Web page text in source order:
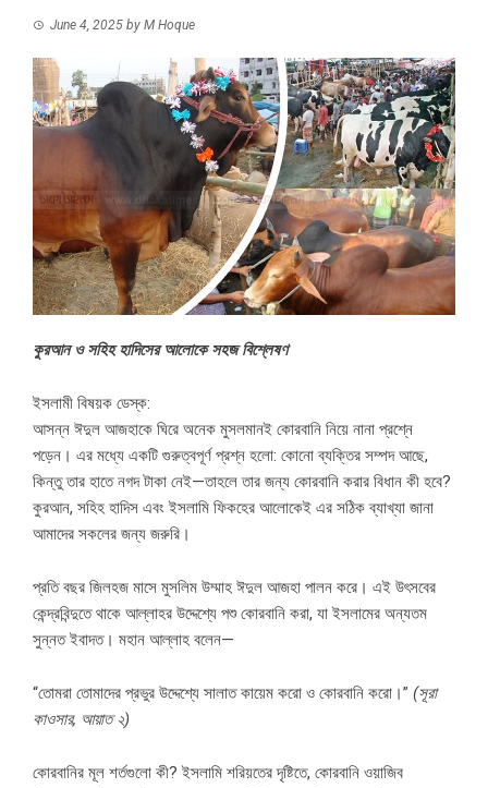
June 4, 2025 by M Hoque
কুরআন ও সহিহ হাদিসের আলোকে সহজ বিশ্লেষণ
ইসলামী বিষয়ক ডেস্ক:
আসন্ন ঈদুল আজহাকে ঘিরে অনেক মুসলমানই কোরবানি নিয়ে নানা প্রশ্নে
পড়েন। এর মধ্যে একটি গুরুত্বপূর্ণ প্রশ্ন হলো: কোনো ব্যক্তির সম্পদ আছে,
কিন্তু তার হাতে নগদ টাকা নেই—তাহলে তার জন্য কোরবানি করার বিধান কী হবে?
কুরআন, সহিহ হাদিস এবং ইসলামি ফিকহের আলোকেই এর সঠিক ব্যাখ্যা জানা
আমাদের সকলের জন্য জরুরি।
প্রতি বছর জিলহজ মাসে মুসলিম উম্মাহ ঈদুল আজহা পালন করে। এই উৎসবের
কেন্দ্রবিন্দুতে থাকে আল্লাহর উদ্দেশ্যে পশু কোরবানি করা, যা ইসলামের অন্যতম
সুন্নত ইবাদত। মহান আল্লাহ বলেন—
“তোমরা তোমাদের প্রভুর উদ্দেশ্যে সালাত কায়েম করো ও কোরবানি করো।” (সূরা
কাওসার, আয়াত ২)
কোরবানির মূল শর্তগুলো কী? ইসলামি শরিয়তের দৃষ্টিতে, কোরবানি ওয়াজিব